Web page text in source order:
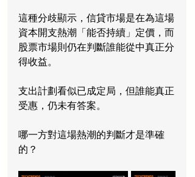
這種分歧顯示，信貸市場是在為這場
資本開支熱潮「能否持續」定價，而
股票市場則仍在判斷誰能從中真正分
得收益。
支出計劃看似已成定局，但誰能真正
受惠，仍未有答案。
哪一方對這場熱潮的判斷才是準確
的？